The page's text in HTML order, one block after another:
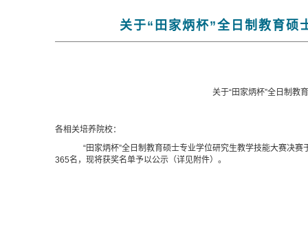
关于“田家炳杯”全日制教育硕
关于“田家炳杯”全日制教
各相关培养院校：
“田家炳杯”全日制教育硕士专业学位研究生教学技能大赛决赛
365名，现将获奖名单予以公示（详见附件）。